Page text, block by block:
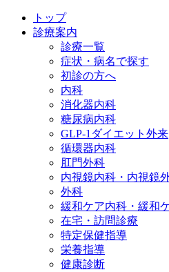
トップ
診療案内
診療一覧
症状・病名で探す
初診の方へ
内科
消化器内科
糖尿病内科
GLP‐1ダイエット外来
循環器内科
肛門外科
内視鏡内科・内視鏡
外科
緩和ケア内科・緩和
在宅・訪問診療
特定保健指導
栄養指導
健康診断